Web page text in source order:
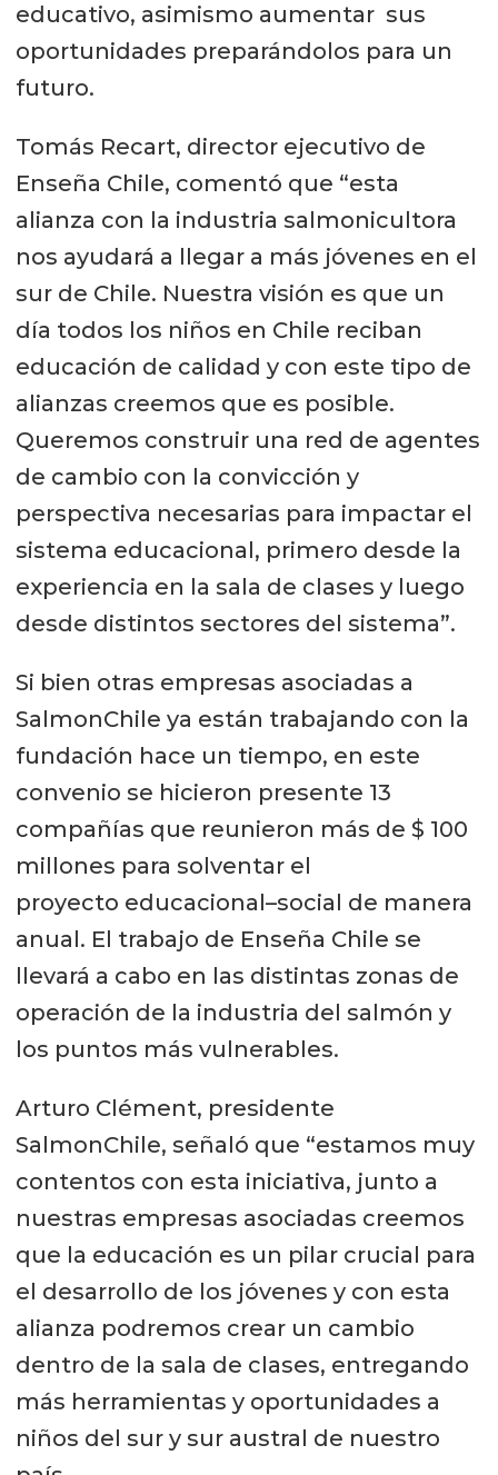
educativo, asimismo aumentar sus
oportunidades preparándolos para un
futuro.
Tomás Recart, director ejecutivo de
Enseña Chile, comentó que “esta
alianza con la industria salmonicultora
nos ayudará a llegar a más jóvenes en el
sur de Chile. Nuestra visión es que un
día todos los niños en Chile reciban
educación de calidad y con este tipo de
alianzas creemos que es posible.
Queremos construir una red de agentes
de cambio con la convicción y
perspectiva necesarias para impactar el
sistema educacional, primero desde la
experiencia en la sala de clases y luego
desde distintos sectores del sistema”.
Si bien otras empresas asociadas a
SalmonChile ya están trabajando con la
fundación hace un tiempo, en este
convenio se hicieron presente 13
compañías que reunieron más de $ 100
millones para solventar el
proyecto educacional–social de manera
anual. El trabajo de Enseña Chile se
llevará a cabo en las distintas zonas de
operación de la industria del salmón y
los puntos más vulnerables.
Arturo Clément, presidente
SalmonChile, señaló que “estamos muy
contentos con esta iniciativa, junto a
nuestras empresas asociadas creemos
que la educación es un pilar crucial para
el desarrollo de los jóvenes y con esta
alianza podremos crear un cambio
dentro de la sala de clases, entregando
más herramientas y oportunidades a
niños del sur y sur austral de nuestro